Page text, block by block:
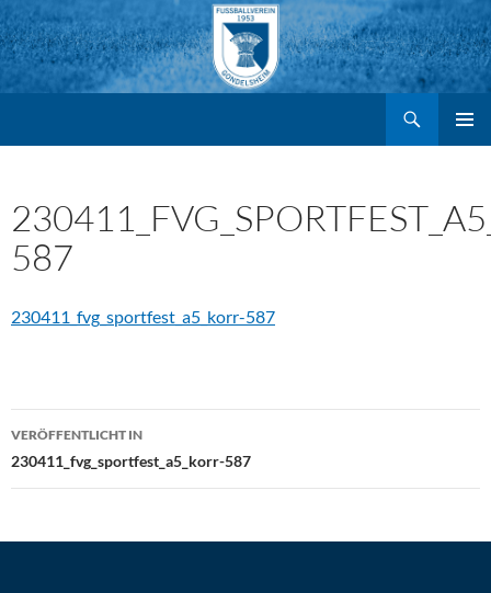
Zum
Inhalt
springen
587
230411_fvg_sportfest_a5_korr-587
Beitragsnavigation
VERÖFFENTLICHT IN
230411_fvg_sportfest_a5_korr-587